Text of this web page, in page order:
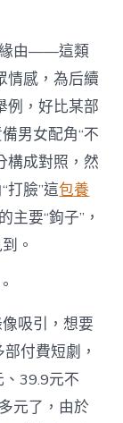
緣由——這類
情感，為后續
例，好比某部
男女配角“不
構成對照，然
打臉”這包養
主要“鉤子”，
。
吸引，想要
付費短劇，
39.9元不
元了，由於